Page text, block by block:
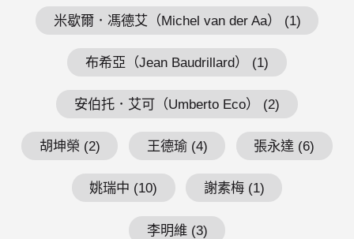
米歇爾．馮德艾（Michel van der Aa） (1)
布希亞（Jean Baudrillard） (1)
安伯托．艾可（Umberto Eco） (2)
胡坤榮 (2) 王德瑜 (4) 張永達 (6)
姚瑞中 (10) 謝素梅 (1)
李明維 (3)